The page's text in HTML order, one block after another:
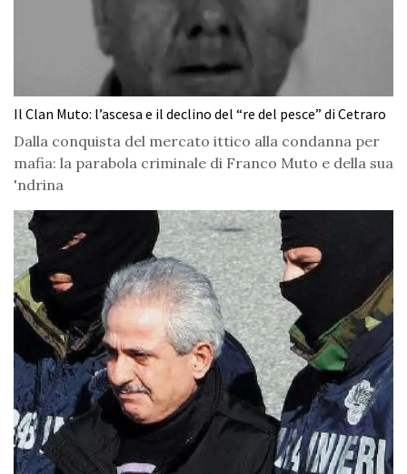
Il Clan Muto: l’ascesa e il declino del “re del pesce” di Cetraro
Dalla conquista del mercato ittico alla condanna per
mafia: la parabola criminale di Franco Muto e della sua
'ndrina